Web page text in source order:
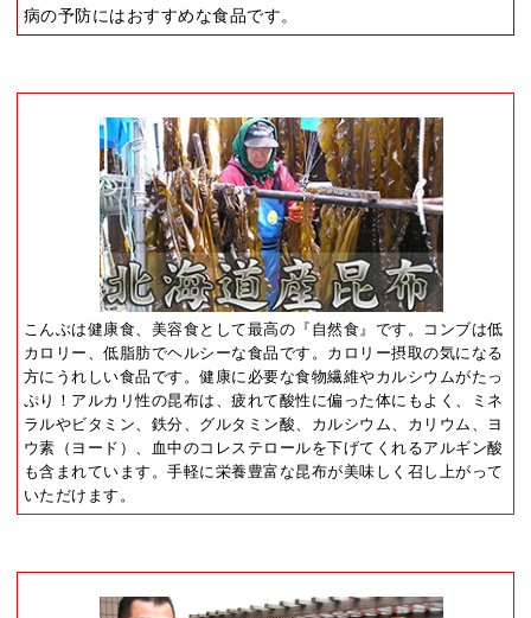
病の予防にはおすすめな食品です。
こんぶは健康食、美容食として最高の『自然食』です。コンブは低
カロリー、低脂肪でヘルシーな食品です。カロリー摂取の気になる
方にうれしい食品です。健康に必要な食物繊維やカルシウムがたっ
ぷり！アルカリ性の昆布は、疲れて酸性に偏った体にもよく、ミネ
ラルやビタミン、鉄分、グルタミン酸、カルシウム、カリウム、ヨ
ウ素（ヨード）、血中のコレステロールを下げてくれるアルギン酸
も含まれています。手軽に栄養豊富な昆布が美味しく召し上がって
いただけます。